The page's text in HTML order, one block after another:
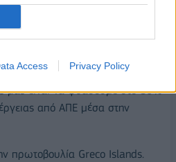
Access Privacy Policy
της αιολικής ενέργειας
μας παράγει σχεδόν το 50%
κόσμο στην παραγωγή
μας είναι να φθάσουμε στο 80%
από ΑΠΕ μέσα στην
πρωτοβουλία Greco Islands.